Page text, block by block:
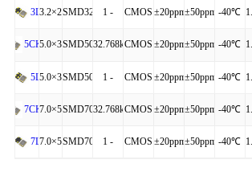
+85℃
4P to
+85℃
3L3.2×2.5×0.95
SMD3225-
4P
1 -
54MHz
CMOS ±20ppm±50ppm -40℃
to
+85℃
5CKL5.0×3.2×1.20
SMD5032-
4P
32.768kHzCMOS ±20ppm±50ppm -40℃
to
+85℃
5L5.0×3.2×1.20
SMD5032-
4P
1 -
54MHz
CMOS ±20ppm±50ppm -40℃
to
+85℃
7CKL7.0×5.0×1.30
SMD7050-
4P
32.768kHzCMOS ±20ppm±50ppm -40℃
to
7L7.0×5.0×1.30
SMD7050-1 - CMOS ±20ppm±50ppm -40℃